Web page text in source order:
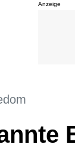
Anzeige